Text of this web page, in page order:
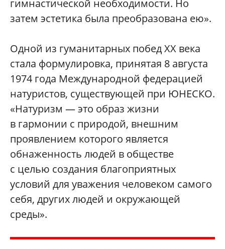
гимнастической необходимости. Но
затем эстетика была преобразована ею».
Одной из гуманитарных побед ХХ века
стала формулировка, принятая 8 августа
1974 года Международной федерацией
натуристов, существующей при ЮНЕСКО.
«Натуризм — это образ жизни
в гармонии с природой, внешним
проявлением которого является
обнаженность людей в обществе
с целью создания благоприятных
условий для уважения человеком самого
себя, других людей и окружающей
среды».